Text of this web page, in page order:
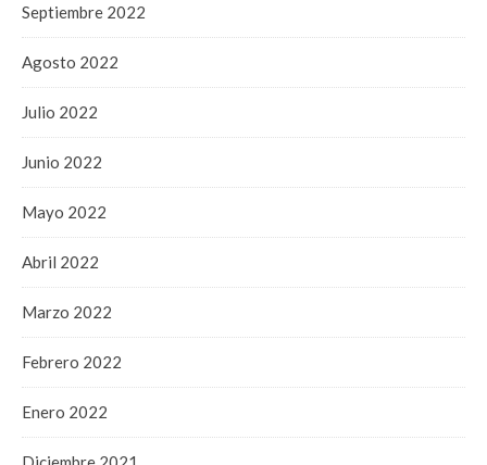
Septiembre 2022
Agosto 2022
Julio 2022
Junio 2022
Mayo 2022
Abril 2022
Marzo 2022
Febrero 2022
Enero 2022